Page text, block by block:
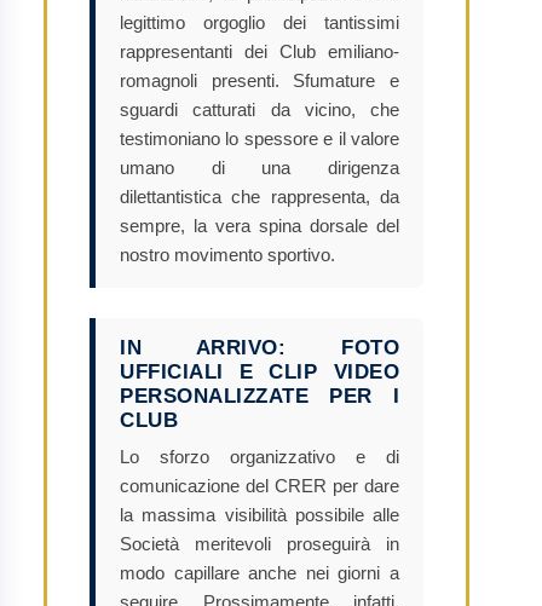
legittimo orgoglio dei tantissimi
rappresentanti dei Club emiliano-
romagnoli presenti. Sfumature e
sguardi catturati da vicino, che
testimoniano lo spessore e il valore
umano di una dirigenza
dilettantistica che rappresenta, da
sempre, la vera spina dorsale del
nostro movimento sportivo.
IN ARRIVO: FOTO
UFFICIALI E CLIP VIDEO
PERSONALIZZATE PER I
CLUB
Lo sforzo organizzativo e di
comunicazione del CRER per dare
la massima visibilità possibile alle
Società meritevoli proseguirà in
modo capillare anche nei giorni a
seguire. Prossimamente, infatti,